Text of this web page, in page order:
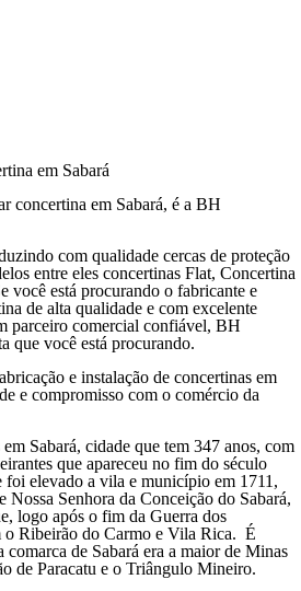
em Sabará
concertina em Sabará, é a BH
com qualidade cercas de proteção
entre eles concertinas Flat, Concertina
você está procurando o fabricante e
de alta qualidade e com excelente
parceiro comercial confiável, BH
que você está procurando.
e instalação de concertinas em
e compromisso com o comércio da
Sabará, cidade que tem 347 anos, com
que apareceu no fim do século
elevado a vila e município em 1711,
Senhora da Conceição do Sabará,
logo após o fim da Guerra dos
o Ribeirão do Carmo e Vila Rica. É
comarca de Sabará era a maior de Minas
de Paracatu e o Triângulo Mineiro.